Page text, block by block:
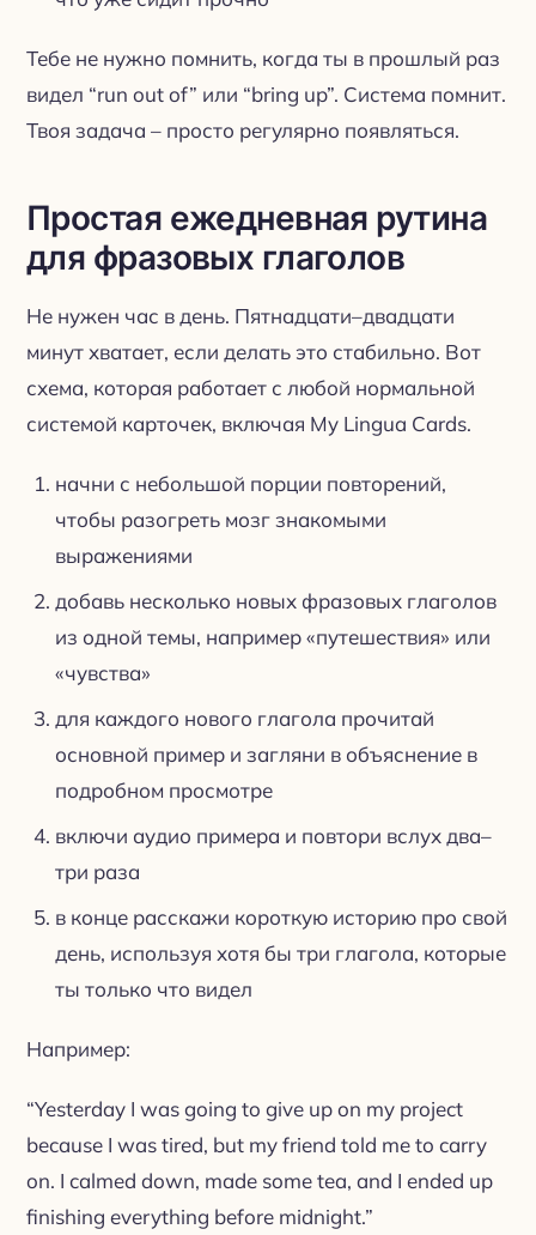
Тебе не нужно помнить, когда ты в прошлый раз
видел “run out of” или “bring up”. Система помнит.
Твоя задача – просто регулярно появляться.
Простая ежедневная рутина
для фразовых глаголов
Не нужен час в день. Пятнадцати–двадцати
минут хватает, если делать это стабильно. Вот
схема, которая работает с любой нормальной
системой карточек, включая My Lingua Cards.
начни с небольшой порции повторений,
чтобы разогреть мозг знакомыми
выражениями
добавь несколько новых фразовых глаголов
из одной темы, например «путешествия» или
«чувства»
для каждого нового глагола прочитай
основной пример и загляни в объяснение в
подробном просмотре
включи аудио примера и повтори вслух два–
три раза
в конце расскажи короткую историю про свой
день, используя хотя бы три глагола, которые
ты только что видел
Например:
“Yesterday I was going to give up on my project
because I was tired, but my friend told me to carry
on. I calmed down, made some tea, and I ended up
finishing everything before midnight.”